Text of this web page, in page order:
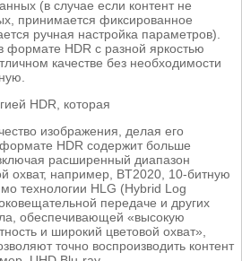
(в случае если контент не
принимается фиксированное
ручная настройка параметров).
формате HDR с разной яркостью
качестве без необходимости
HDR, которая
изображения, делая его
HDR содержит больше
расширенный диапазон
охват, например, BT2020, 10-битную
технологии HLG (Hybrid Log
передаче и других
обеспечивающей «высокую
и широкий цветовой охват»,
точно воспроизводить контент